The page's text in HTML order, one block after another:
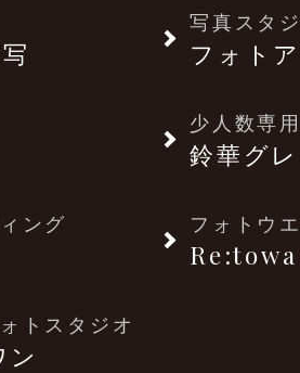
写真スタ
フォト
少人数専
鈴華グ
ング フォトウ
Re:towa
トスタジオ